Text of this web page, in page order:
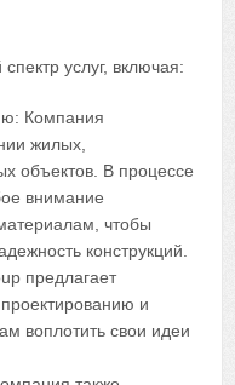
услуг, включая:
Компания
жилых,
объектов. В процессе
внимание
чтобы
конструкций.
предлагает
и
воплотить свои идеи